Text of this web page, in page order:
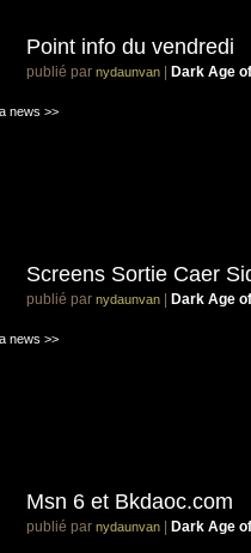
Point info du vendredi
publié par nydaunvan Dark Age
news >>
Screens Sortie Caer
publié par nydaunvan Dark Age
news >>
Msn 6 et Bkdaoc.com
publié par nydaunvan Dark Age